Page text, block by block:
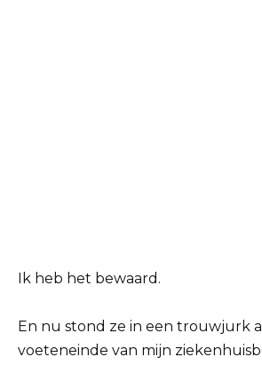
Ik heb het bewaard.
En nu stond ze in een trouwjurk
voeteneinde van mijn